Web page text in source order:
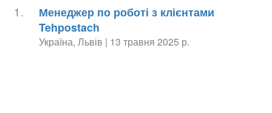
1.
Менеджер по роботі з клієнтами
Tehpostach
Україна, Львів | 13 травня 2025 р.